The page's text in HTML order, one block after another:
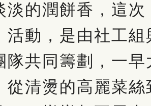
淡的潤餅香，這
活動，是由社工
隊共同籌劃，一
從清燙的高麗菜